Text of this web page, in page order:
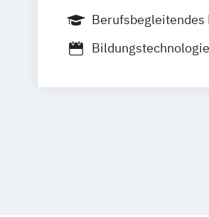
in Kooperation mit
Berufsbegleitendes
Fernlehrgang
Pharmazie